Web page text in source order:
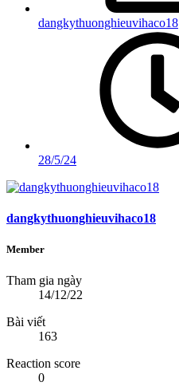
dangkythuonghieuvihaco18
28/5/24
dangkythuonghieuvihaco18
Member
Tham gia ngày
14/12/22
Bài viết
163
Reaction score
0